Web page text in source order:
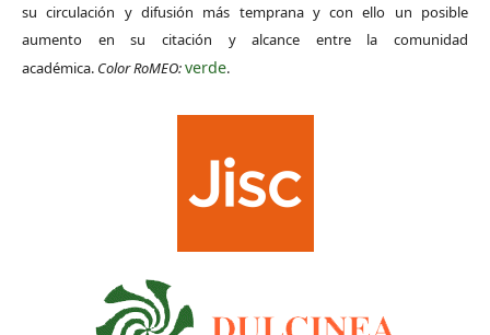
su circulación y difusión más temprana y con ello un posible
aumento en su citación y alcance entre la comunidad
académica. Color RoMEO:verde.